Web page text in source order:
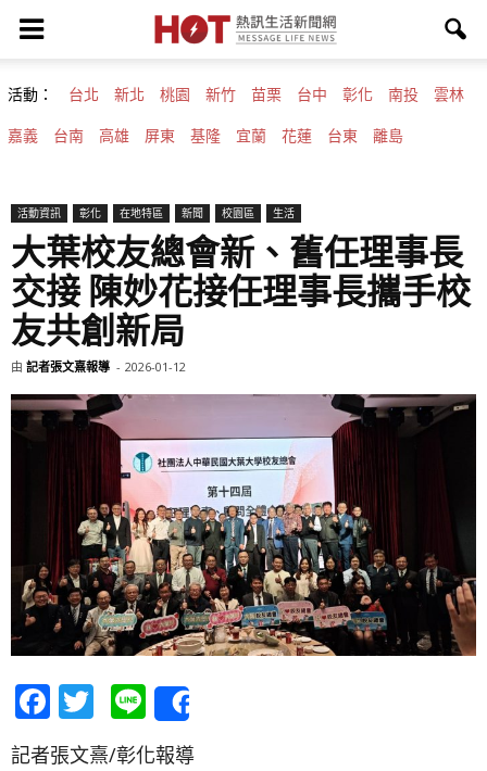
活動： 台北 新北 桃園 新竹 苗栗 台中 彰化 南投 雲林
嘉義 台南 高雄 屏東 基隆 宜蘭 花蓮 台東 離島
活動資訊 彰化 在地特區 新聞 校園區 生活
大葉校友總會新、舊任理事長
交接 陳妙花接任理事長攜手校
友共創新局
由 記者張文熹報導 - 2026-01-12
Facebook
Twitter
Line
記者張文熹/彰化報導